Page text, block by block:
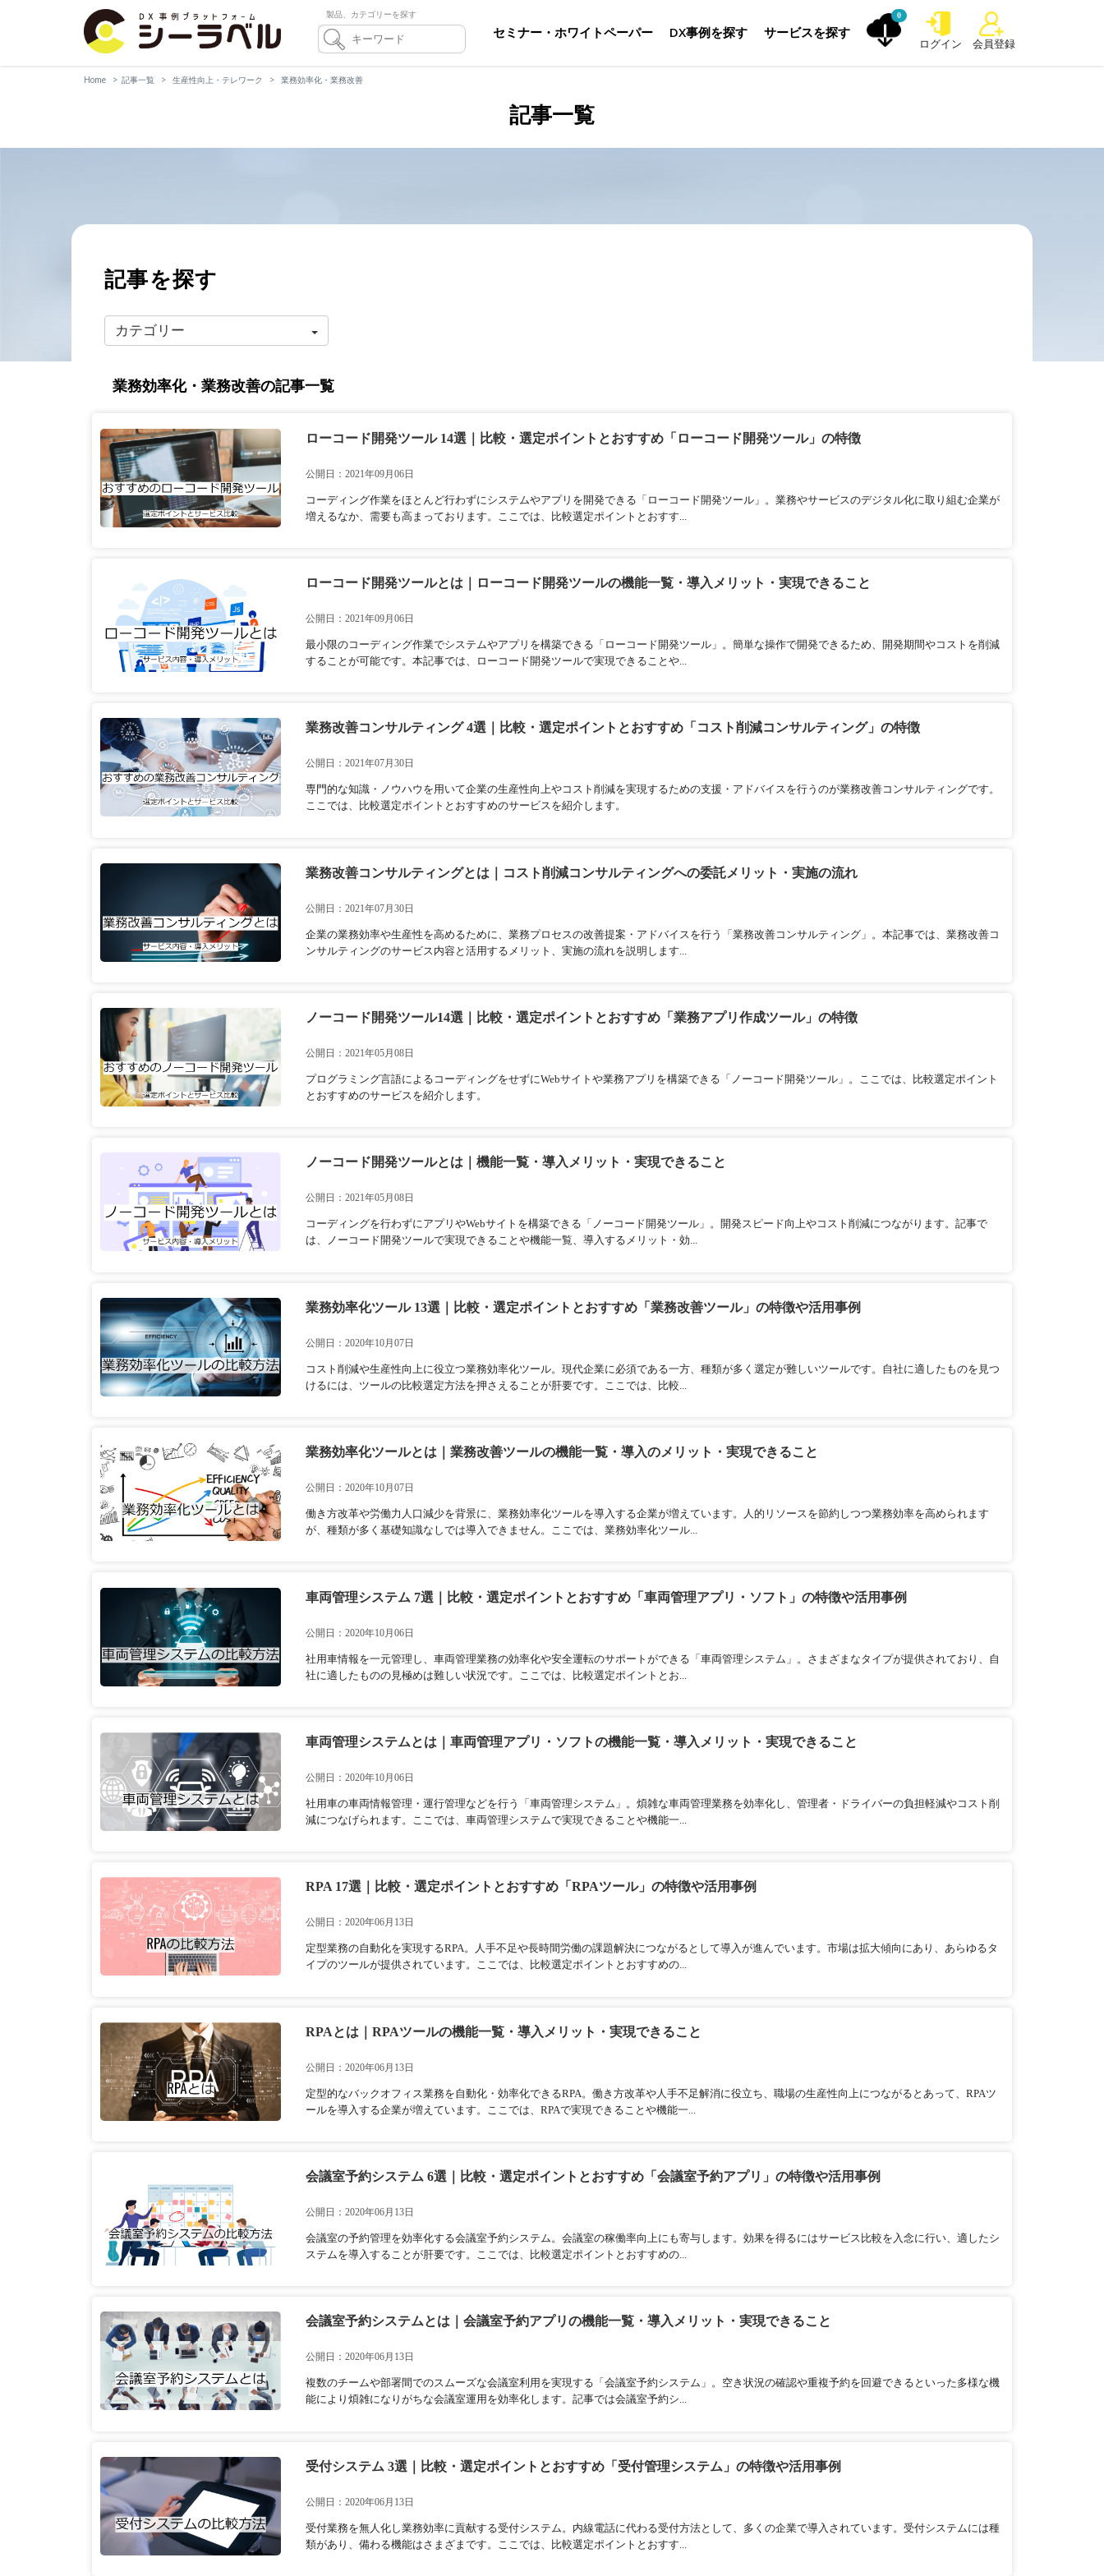
製品、カテゴリーを探す
セミナー・ホワイトペーパー DX事例を探す サービスを探す
0
ログイン 会員登録
Home 記事一覧 生産性向上・テレワーク 業務効率化・業務改善
記事一覧
記事を探す
カテゴリー
業務効率化・業務改善の記事一覧
ローコード開発ツール 14選｜比較・選定ポイントとおすすめ「ローコード開発ツール」の特徴
公開日：2021年09月06日
コーディング作業をほとんど行わずにシステムやアプリを開発できる「ローコード開発ツール」。業務やサービスのデジタル化に取り組む企業が
増えるなか、需要も高まっております。ここでは、比較選定ポイントとおすす...
ローコード開発ツールとは｜ローコード開発ツールの機能一覧・導入メリット・実現できること
公開日：2021年09月06日
最小限のコーディング作業でシステムやアプリを構築できる「ローコード開発ツール」。簡単な操作で開発できるため、開発期間やコストを削減
することが可能です。本記事では、ローコード開発ツールで実現できることや...
業務改善コンサルティング 4選｜比較・選定ポイントとおすすめ「コスト削減コンサルティング」の特徴
公開日：2021年07月30日
専門的な知識・ノウハウを用いて企業の生産性向上やコスト削減を実現するための支援・アドバイスを行うのが業務改善コンサルティングです。
ここでは、比較選定ポイントとおすすめのサービスを紹介します。
業務改善コンサルティングとは｜コスト削減コンサルティングへの委託メリット・実施の流れ
公開日：2021年07月30日
企業の業務効率や生産性を高めるために、業務プロセスの改善提案・アドバイスを行う「業務改善コンサルティング」。本記事では、業務改善コ
ンサルティングのサービス内容と活用するメリット、実施の流れを説明します...
ノーコード開発ツール14選｜比較・選定ポイントとおすすめ「業務アプリ作成ツール」の特徴
公開日：2021年05月08日
プログラミング言語によるコーディングをせずにWebサイトや業務アプリを構築できる「ノーコード開発ツール」。ここでは、比較選定ポイント
とおすすめのサービスを紹介します。
ノーコード開発ツールとは｜機能一覧・導入メリット・実現できること
公開日：2021年05月08日
コーディングを行わずにアプリやWebサイトを構築できる「ノーコード開発ツール」。開発スピード向上やコスト削減につながります。記事で
は、ノーコード開発ツールで実現できることや機能一覧、導入するメリット・効...
業務効率化ツール 13選｜比較・選定ポイントとおすすめ「業務改善ツール」の特徴や活用事例
公開日：2020年10月07日
コスト削減や生産性向上に役立つ業務効率化ツール。現代企業に必須である一方、種類が多く選定が難しいツールです。自社に適したものを見つ
けるには、ツールの比較選定方法を押さえることが肝要です。ここでは、比較...
業務効率化ツールとは｜業務改善ツールの機能一覧・導入のメリット・実現できること
公開日：2020年10月07日
働き方改革や労働力人口減少を背景に、業務効率化ツールを導入する企業が増えています。人的リソースを節約しつつ業務効率を高められます
が、種類が多く基礎知識なしでは導入できません。ここでは、業務効率化ツール...
車両管理システム 7選｜比較・選定ポイントとおすすめ「車両管理アプリ・ソフト」の特徴や活用事例
公開日：2020年10月06日
社用車情報を一元管理し、車両管理業務の効率化や安全運転のサポートができる「車両管理システム」。さまざまなタイプが提供されており、自
社に適したものの見極めは難しい状況です。ここでは、比較選定ポイントとお...
車両管理システムとは｜車両管理アプリ・ソフトの機能一覧・導入メリット・実現できること
公開日：2020年10月06日
社用車の車両情報管理・運行管理などを行う「車両管理システム」。煩雑な車両管理業務を効率化し、管理者・ドライバーの負担軽減やコスト削
減につなげられます。ここでは、車両管理システムで実現できることや機能一...
RPA 17選｜比較・選定ポイントとおすすめ「RPAツール」の特徴や活用事例
公開日：2020年06月13日
定型業務の自動化を実現するRPA。人手不足や長時間労働の課題解決につながるとして導入が進んでいます。市場は拡大傾向にあり、あらゆるタ
イプのツールが提供されています。ここでは、比較選定ポイントとおすすめの...
RPAとは｜RPAツールの機能一覧・導入メリット・実現できること
公開日：2020年06月13日
定型的なバックオフィス業務を自動化・効率化できるRPA。働き方改革や人手不足解消に役立ち、職場の生産性向上につながるとあって、RPAツ
ールを導入する企業が増えています。ここでは、RPAで実現できることや機能一...
会議室予約システム 6選｜比較・選定ポイントとおすすめ「会議室予約アプリ」の特徴や活用事例
公開日：2020年06月13日
会議室の予約管理を効率化する会議室予約システム。会議室の稼働率向上にも寄与します。効果を得るにはサービス比較を入念に行い、適したシ
ステムを導入することが肝要です。ここでは、比較選定ポイントとおすすめの...
会議室予約システムとは｜会議室予約アプリの機能一覧・導入メリット・実現できること
公開日：2020年06月13日
複数のチームや部署間でのスムーズな会議室利用を実現する「会議室予約システム」。空き状況の確認や重複予約を回避できるといった多様な機
能により煩雑になりがちな会議室運用を効率化します。記事では会議室予約シ...
受付システム 3選｜比較・選定ポイントとおすすめ「受付管理システム」の特徴や活用事例
公開日：2020年06月13日
受付業務を無人化し業務効率に貢献する受付システム。内線電話に代わる受付方法として、多くの企業で導入されています。受付システムには種
類があり、備わる機能はさまざまです。ここでは、比較選定ポイントとおすす...